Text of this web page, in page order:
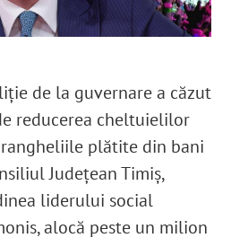
de la guvernare a căzut
reducerea cheltuielilor
plătite din bani
Judeţean Timiş,
liderului social
alocă peste un milion